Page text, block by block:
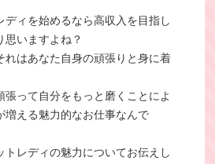
ディを始めるなら高収入を目指し
思いますよね？
れはあなた自身の頑張りと身に着
張って自分をもっと磨くことによ
増える魅力的なお仕事なんで
トレディの魅力についてお伝えし